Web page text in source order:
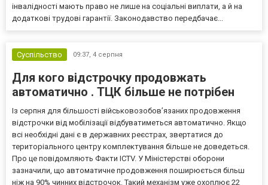
інвалідності мають право не лише на соціальні виплати, а й на
додаткові трудові гарантії. Законодавство передбачає...
Суспільство 09:37, 4 серпня
Для кого відстрочку продовжать
автоматично . ТЦК більше не потрібен
Із серпня для більшості військовозобов’язаних продовження
відстрочки від мобілізації відбуватиметься автоматично. Якщо
всі необхідні дані є в державних реєстрах, звертатися до
територіального центру комплектування більше не доведеться.
Про це повідомляють Факти ICTV. У Міністерстві оборони
зазначили, що автоматичне продовження поширюється більш
ніж на 90% чинних відстрочок. Такий механізм уже охоплює 22